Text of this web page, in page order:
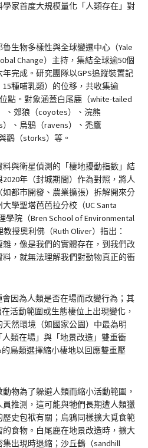
家首度大規模量化「人類存在」對
生物多樣性與全球變遷中心（Yale
Change）主持，集結全球逾50個
完成。研究團隊以GPS追蹤裝置記
種哺乳類）的位移，共收集逾
點。對象涵蓋白尾鹿（white-tailed
、郊狼（coyotes）、浣熊
）、烏鴉（ravens）、禿鷹
鸛（storks）等。
與衛星偵測的「棲地擾動指數」結
年（封城期間）作為對照，將人
都市開發、農業擴張）拆解開來分
學聖塔芭芭拉分校（UC Santa
學院（Bren School of Environmental
授奧利佛（Ruth Oliver）指出：
雜，像是我們的實體存在，到我們改
，就無法理解我們對動物真正的衝
因為人類是否在場而改變行為；其
活動範圍或生態棲位上出現變化，
然環境（如國家公園）中最為明
類在場」與「地景改造」雙重衝
鳥類選擇縮小棲地以回應雙重壓
物為了躲避人類而縮小活動範圍，
推測，這可能與牠們長期遭人類獵
史包袱有關；烏鴉同樣擴大覓食範
食物。白尾鹿在地景改造時，擴大
出現時退縮；沙丘鶴（sandhill